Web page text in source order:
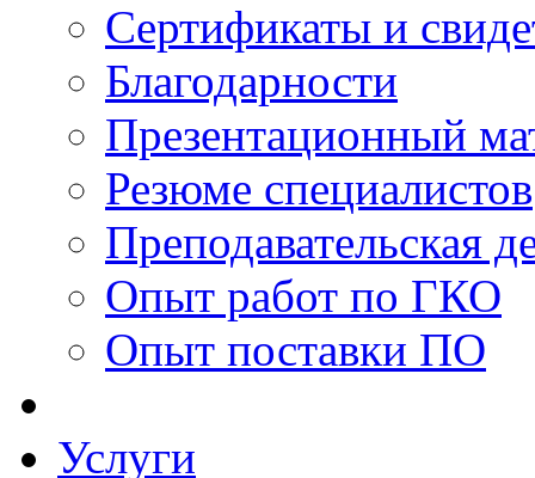
Сертификаты и
Благодарности
Презентационный
Резюме специалистов
Преподавательская
Опыт работ по ГКО
Опыт поставки ПО
Услуги